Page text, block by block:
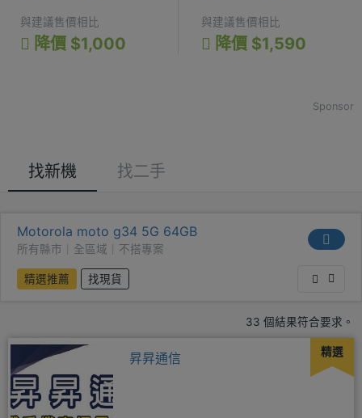
與建議售價相比
降價 $1,000
與建議售價相比
降價 $1,590
Sponsor
找新機 找二手
Motorola moto g34 5G 64GB
所有縣市｜全區域｜不搭專案
精選推薦 找現貨
33 個結果符合要求。
精選
昇昇通信